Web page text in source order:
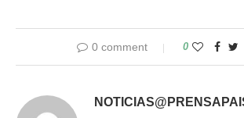
0 comment 0